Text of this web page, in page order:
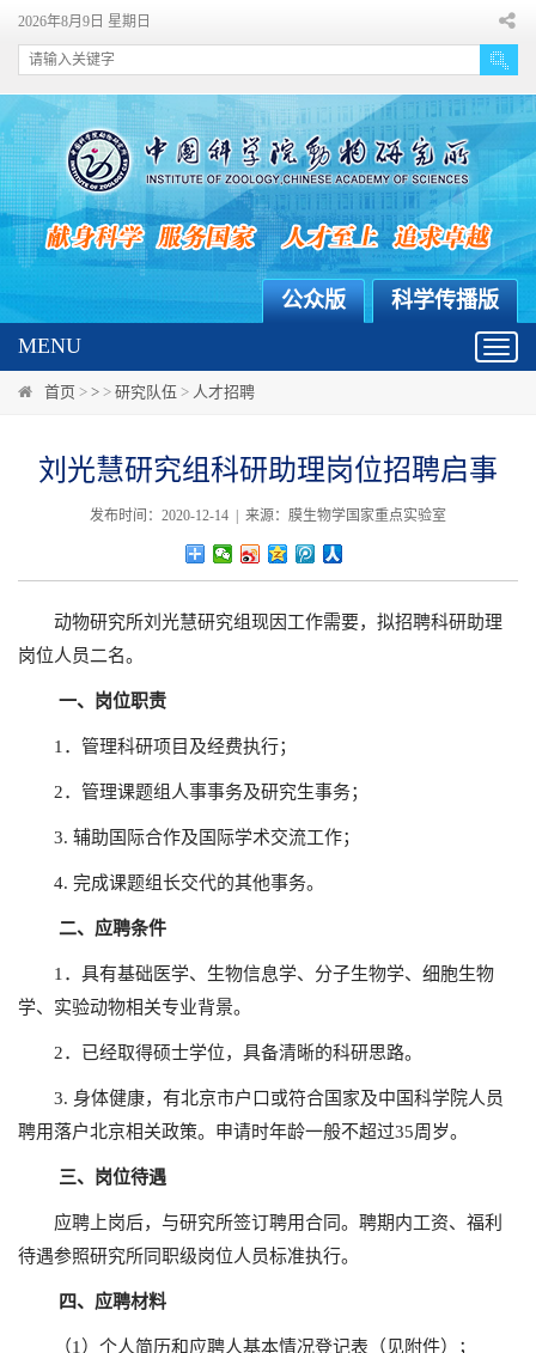
2026年8月9日 星期日
科学传播版
公众版
MENU
首页 > > > 研究队伍 > 人才招聘
刘光慧研究组科研助理岗位招聘启事
发布时间：2020-12-14 | 来源：膜生物学国家重点实验室
动物研究所刘光慧研究组现因工作需要，拟招聘科研助理
岗位人员二名。
一、岗位职责
1．管理科研项目及经费执行；
2．管理课题组人事事务及研究生事务；
3. 辅助国际合作及国际学术交流工作；
4. 完成课题组长交代的其他事务。
二、应聘条件
1．具有基础医学、生物信息学、分子生物学、细胞生物
学、实验动物相关专业背景。
2．已经取得硕士学位，具备清晰的科研思路。
3. 身体健康，有北京市户口或符合国家及中国科学院人员
聘用落户北京相关政策。申请时年龄一般不超过35周岁。
三、岗位待遇
应聘上岗后，与研究所签订聘用合同。聘期内工资、福利
待遇参照研究所同职级岗位人员标准执行。
四、 应聘材料
（1）个人简历和应聘人基本情况登记表（见附件）；